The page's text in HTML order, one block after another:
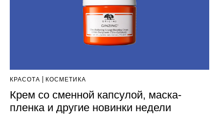
КРАСОТА КОСМЕТИКА
Крем со сменной капсулой, маска-
пленка и другие новинки недели